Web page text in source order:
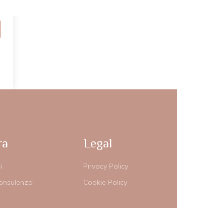
Legal
Privacy Policy
Cookie Policy